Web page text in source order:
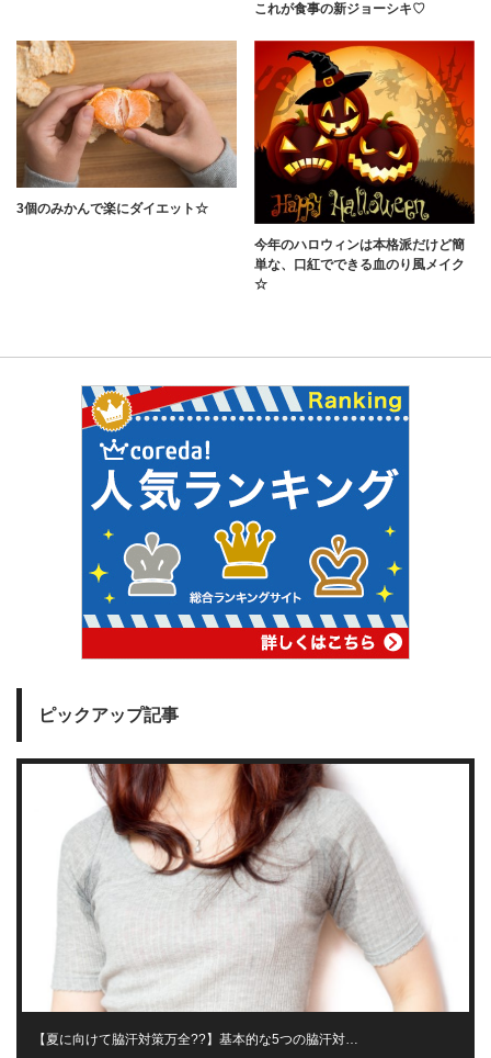
これが食事の新ジョーシキ♡
3個のみかんで楽にダイエット☆
今年のハロウィンは本格派だけど簡
単な、口紅でできる血のり風メイク
☆
ピックアップ記事
【夏に向けて脇汗対策万全??】基本的な5つの脇汗対…